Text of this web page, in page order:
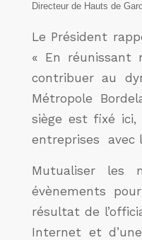
Directeur de Hauts de
Le Président
« En réunissant
contribuer au
Métropole
siège est fixé ici,
entreprises avec
Mutualiser les
évènements
résultat de
Internet et